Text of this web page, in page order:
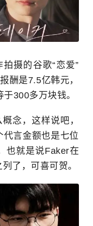
摄的谷歌“恋爱”
酬是7.5亿韩元，
300多万块钱。
念，这样说吧，
代言金额也是七位
也就是说Faker在
了，可喜可贺。